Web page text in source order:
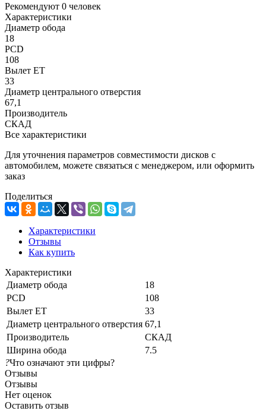
Рекомендуют 0 человек
Характеристики
Диаметр обода
18
PCD
108
Вылет ET
33
Диаметр центрального отверстия
67,1
Производитель
СКАД
Все характеристики
Для уточнения параметров совместимости дисков с
автомобилем, можете связаться с менеджером, или оформить
заказ
Поделиться
Характеристики
Отзывы
Как купить
Характеристики
Диаметр обода
18
PCD
108
Вылет ET
33
Диаметр центрального отверстия 67,1
Производитель
СКАД
Ширина обода
7.5
?Что означают эти цифры?
Отзывы
Отзывы
Нет оценок
Оставить отзыв